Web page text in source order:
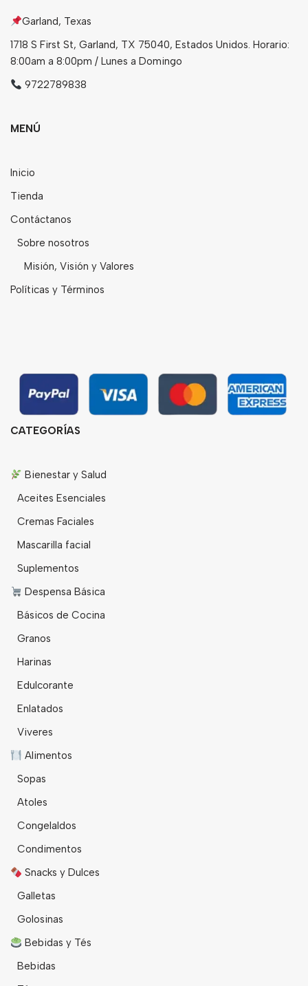
Garland, Texas
1718 S First St, Garland, TX 75040, Estados Unidos. Horario:
8:00am a 8:00pm / Lunes a Domingo
9722789838
MENÚ
Inicio
Tienda
Contáctanos
Sobre nosotros
Misión, Visión y Valores
Políticas y Términos
CATEGORÍAS
Bienestar y Salud
Aceites Esenciales
Cremas Faciales
Mascarilla facial
Suplementos
Despensa Básica
Básicos de Cocina
Granos
Harinas
Edulcorante
Enlatados
Viveres
Alimentos
Sopas
Atoles
Congelaldos
Condimentos
Snacks y Dulces
Galletas
Golosinas
Bebidas y Tés
Bebidas